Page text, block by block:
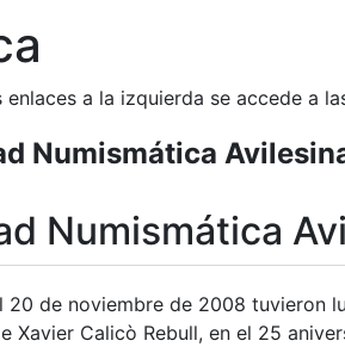
a la izquierda se accede a
Numismática
Numismática
20 de noviembre de 2008 tuvieron
Xavier Calicò Rebull, en el 25